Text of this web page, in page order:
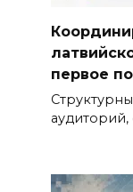
первое